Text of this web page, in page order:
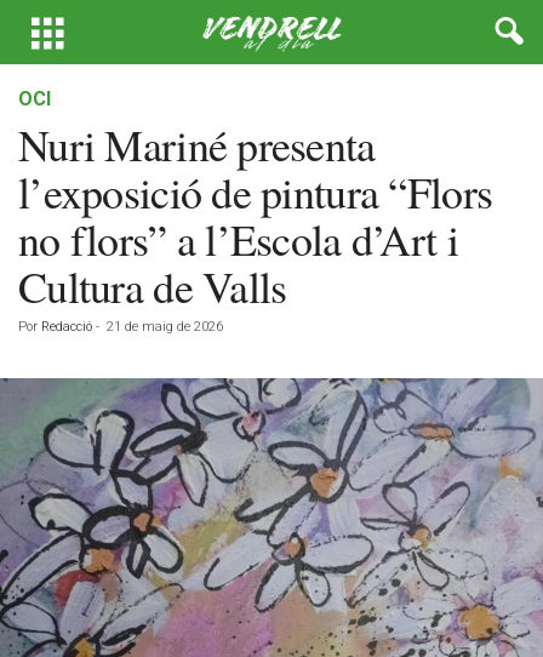
OCI
Nuri Mariné presenta
l’exposició de pintura “Flors
no flors” a l’Escola d’Art i
Cultura de Valls
Por Redacció - 21 de maig de 2026